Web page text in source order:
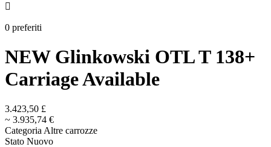

0 preferiti
NEW Glinkowski OTL T 138+
Carriage Available
3.423,50 £
~ 3.935,74 €
Categoria Altre carrozze
Stato Nuovo